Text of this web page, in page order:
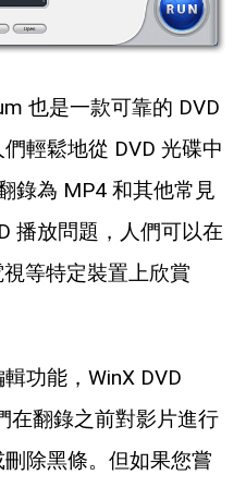
也是一款可靠的 DVD
輕鬆地從 DVD 光碟中
錄為 MP4 和其他常見
播放問題，人們可以在
等特定裝置上欣賞
功能，WinX DVD
在翻錄之前對影片進行
除黑條。但如果您嘗